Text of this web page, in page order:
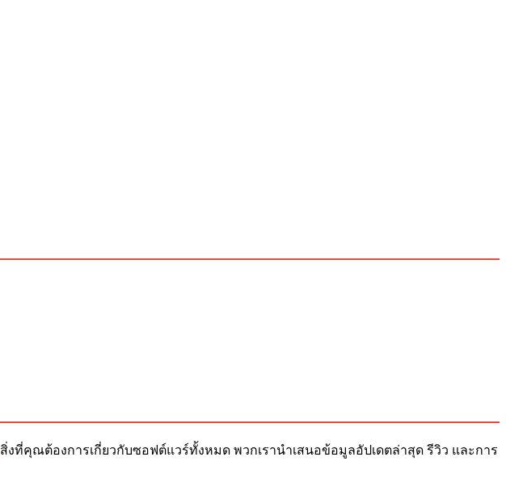
สิ่งที่คุณต้องการเกี่ยวกับซอฟต์แวร์ทั้งหมด พวกเรานำเสนอข้อมูลอัปเดตล่าสุด รีวิว และการ